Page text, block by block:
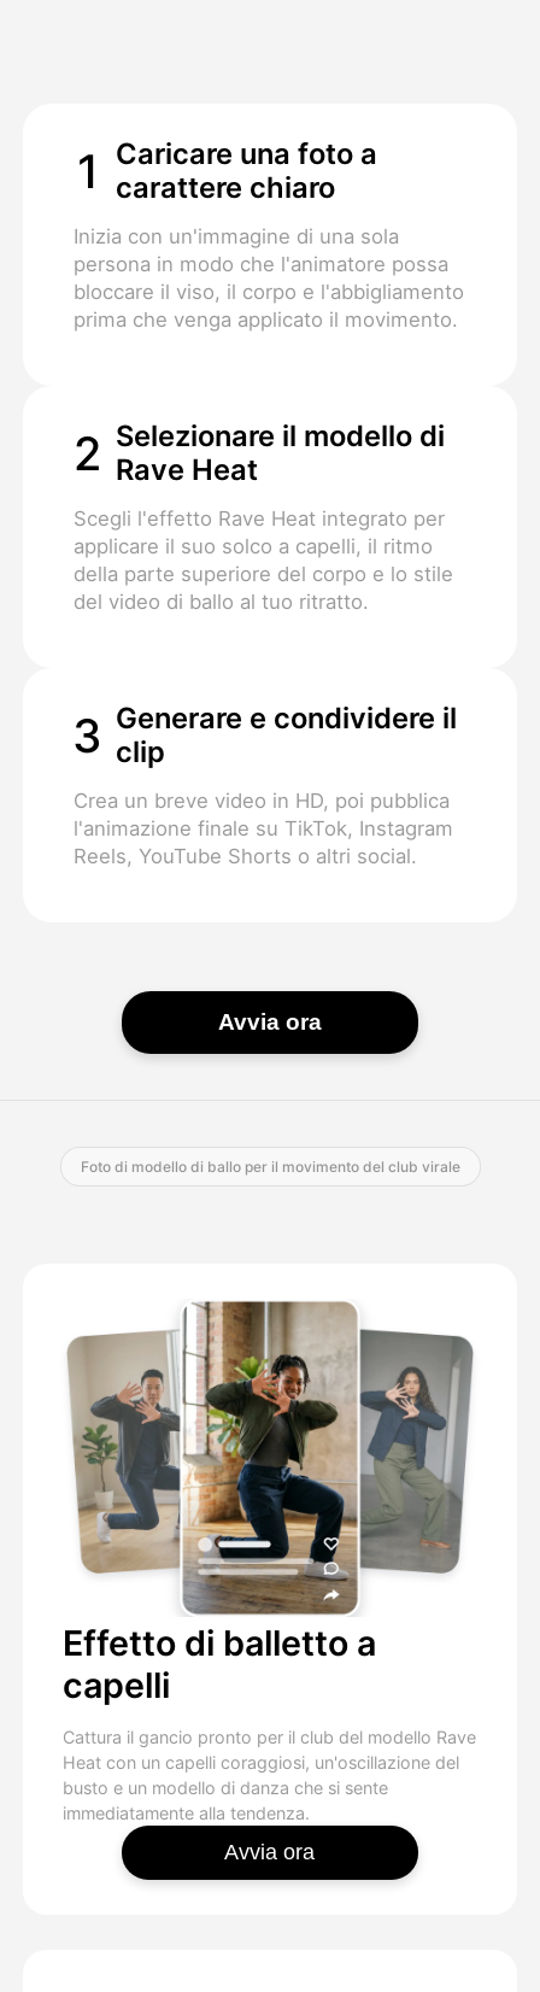
1
Caricare una foto a
carattere chiaro
Inizia con un'immagine di una sola
persona in modo che l'animatore possa
bloccare il viso, il corpo e l'abbigliamento
prima che venga applicato il movimento.
2 Selezionare il modello di
Rave Heat
Scegli l'effetto Rave Heat integrato per
applicare il suo solco a capelli, il ritmo
della parte superiore del corpo e lo stile
del video di ballo al tuo ritratto.
3 Generare e condividere il
clip
Crea un breve video in HD, poi pubblica
l'animazione finale su TikTok, Instagram
Reels, YouTube Shorts o altri social.
Avvia ora
Foto di modello di ballo per il movimento del club virale
Effetto di balletto a
capelli
Cattura il gancio pronto per il club del modello Rave
Heat con un capelli coraggiosi, un'oscillazione del
busto e un modello di danza che si sente
immediatamente alla tendenza.
Avvia ora